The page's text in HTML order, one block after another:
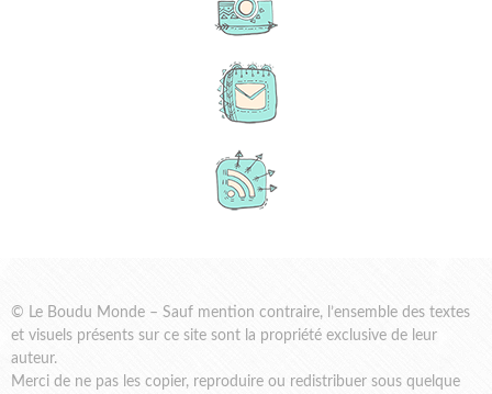
© Le Boudu Monde – Sauf mention contraire, l’ensemble des textes
et visuels présents sur ce site sont la propriété exclusive de leur
auteur.
Merci de ne pas les copier, reproduire ou redistribuer sous quelque